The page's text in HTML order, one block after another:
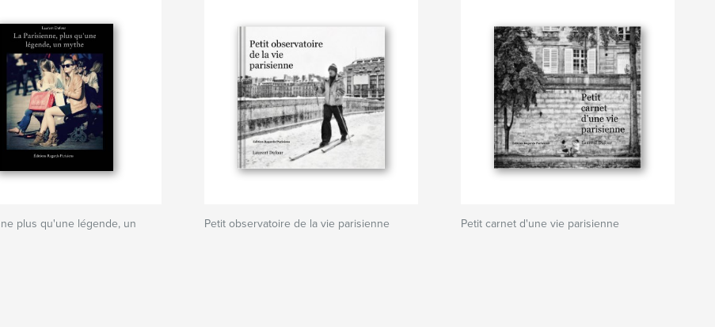
plus qu'une légende, un
Petit observatoire de la vie parisienne Petit carnet d'une vie parisienne